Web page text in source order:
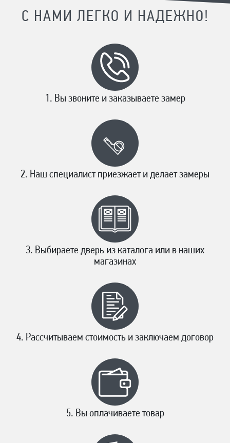
С НАМИ ЛЕГКО И НАДЕЖНО!
Вы звоните и заказываете замер
Наш специалист приезжает и делает замеры
Выбираете дверь из каталога или в наших
магазинах
Рассчитываем стоимость и заключаем договор
Вы оплачиваете товар